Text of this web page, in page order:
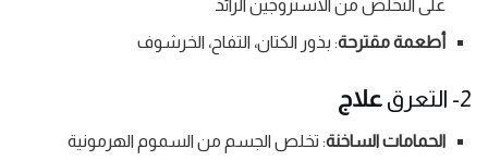
على التخلص من الاستروجين الزائد
أطعمة مقترحة: بذور الكتان، التفاح، الخرشوف
2- التعرق علاج
الحمامات الساخنة: تخلص الجسم من السموم الهرمونية